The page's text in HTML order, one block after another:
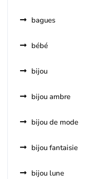
bagues
bébé
bijou
bijou ambre
bijou de mode
bijou fantaisie
bijou lune